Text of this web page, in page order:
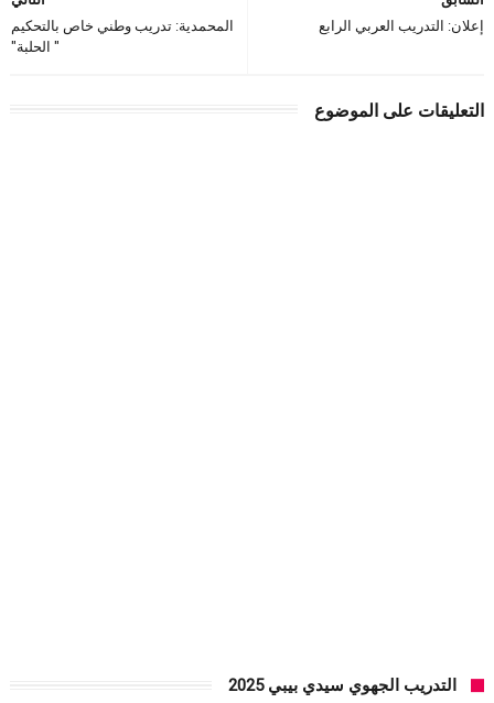
المحمدية: تدريب وطني خاص بالتحكيم
" الحلبة"
إعلان: التدريب العربي الرابع
التعليقات على الموضوع
التدريب الجهوي سيدي بيبي 2025